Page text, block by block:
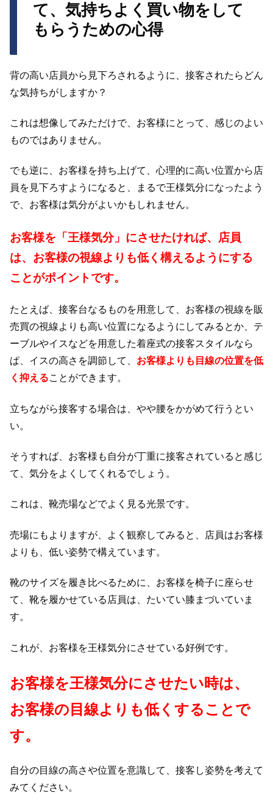
て、気持ちよく買い物をして
もらうための心得
背の高い店員から見下ろされるように、接客されたらどん
な気持ちがしますか？
これは想像してみただけで、お客様にとって、感じのよい
ものではありません。
でも逆に、お客様を持ち上げて、心理的に高い位置から店
員を見下ろすようになると、まるで王様気分になったよう
で、お客様は気分がよいかもしれません。
お客様を「王様気分」にさせたければ、店員
は、お客様の視線よりも低く構えるようにする
ことがポイントです。
たとえば、接客台なるものを用意して、お客様の視線を販
売買の視線よりも高い位置になるようにしてみるとか、テ
ーブルやイスなどを用意した着座式の接客スタイルなら
ぱ、イスの高さを調節して、 お客様よりも目線の位置を低
く抑えることができます。
立ちながら接客する場合は、やや腰をかがめて行うとい
い。
そうすれば、お客様も自分が丁重に接客されていると感じ
て、気分をよくしてくれるでしょう。
これは、靴売場などでよく見る光景です。
売場にもよりますが、よく観察してみると、店員はお客様
よりも、低い姿勢で構えています。
靴のサイズを履き比べるために、お客様を椅子に座らせ
て、靴を履かせている店員は、たいてい膝まづいていま
す。
これが、お客様を王様気分にさせている好例です。
お客様を王様気分にさせたい時は、
お客様の目線よりも低くすることで
す。
自分の目線の高さや位置を意識して、接客し姿勢を考えて
みてください。